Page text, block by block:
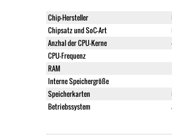
Chip-Hersteller
Chipsatz und SoC-Art
Anzhal der CPU-Kerne
CPU-Frequenz
RAM
Interne Speichergröße
Speicherkarten
Betriebssystem